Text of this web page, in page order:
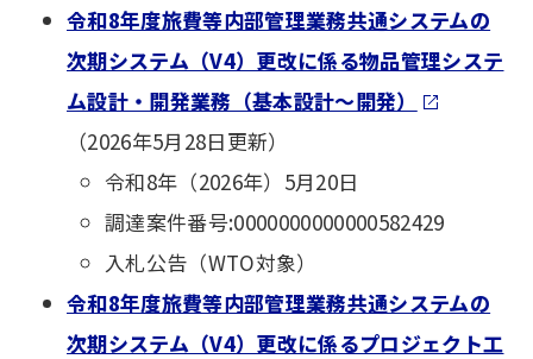
令和8年度旅費等内部管理業務共通システムの
次期システム（V4）更改に係る物品管理システ
ム設計・開発業務（基本設計～開発）
（2026年5月28日更新）
令和8年（2026年）5月20日
調達案件番号:0000000000000582429
入札公告（WTO対象）
令和8年度旅費等内部管理業務共通システムの
次期システム（V4）更改に係るプロジェクト工